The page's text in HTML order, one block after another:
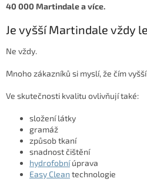
40 000 Martindale a více.
Je vyšší Martindale vždy
Ne vždy.
Mnoho zákazníků si myslí, že čím
Ve skutečnosti kvalitu ovlivňují také:
složení látky
gramáž
způsob tkaní
snadnost čištění
hydrofobníúprava
Easy Clean technologie